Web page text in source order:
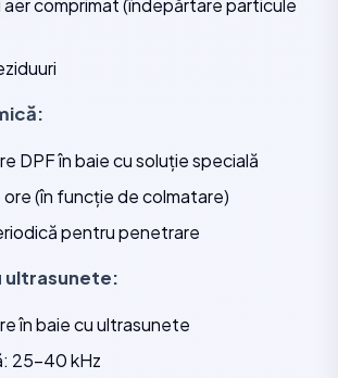
aer comprimat (îndepărtare particule
DPF în baie cu soluție specială
(în funcție de colmatare)
pentru penetrare
ultrasunete:
în baie cu ultrasunete
25-40 kHz